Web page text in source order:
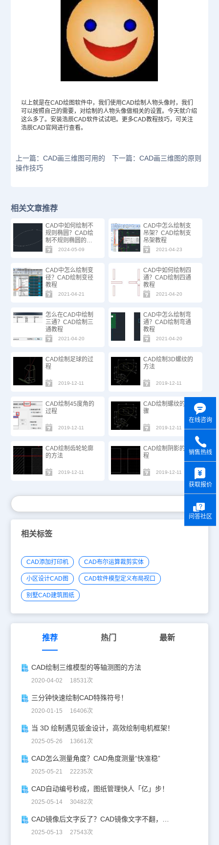
以上就是在CAD绘图软件中，我们使用CAD绘制人物头像时，我们
可以按照自己的需要，对绘制的人物头像做相关的设置。今天就介绍
这么多了。安装浩辰CAD软件试试吧。更多CAD教程技巧，可关注
浩辰CAD官网进行查看。
上一篇：CAD画三维图可用的
操作技巧
下一篇：CAD画三维图的原则
相关文章推荐
CAD中如何绘制不
规则椭圆？CAD绘
制不规则椭圆的方
法步骤2024-05-09
CAD中怎么绘制支
吊架？CAD绘制支
吊架教程
2021-04-23
CAD中怎么绘制变
径？CAD绘制变径
教程
2021-04-21
CAD中如何绘制四
通？CAD绘制四通
教程
2021-04-20
怎么在CAD中绘制
三通？CAD绘制三
通教程
2021-04-20
CAD中怎么绘制弯
通？CAD绘制弯通
教程
2021-04-20
CAD绘制足球的过
程
2019-12-11
CAD绘制3D螺纹的
方法
2019-12-11
CAD绘制45度角的
过程
2019-12-11
CAD绘制螺纹的步
骤
2019-12-11
CAD绘制齿轮轮廓
的方法
2019-12-11
CAD绘制阴影的过
程
2019-12-11
相关标签
CAD添加打印机 CAD布尔运算裁剪实体
小区设计CAD图 CAD软件模型定义布局视口
别墅CAD建筑图纸
推荐 热门 最新
CAD绘制三维模型的等轴测图的方法
2020-04-02 18531次
三分钟快速绘制CAD特殊符号！
2020-01-15 16406次
当 3D 绘制遇见钣金设计，高效绘制电机框架！
2025-05-26 13661次
CAD怎么测量角度？CAD角度测量“快准稳”
2025-05-21 22235次
CAD自动编号秒成，图纸管理快人「亿」步！
2025-05-14 30482次
CAD镜像后文字反了？CAD镜像文字不翻，一键搞定！
2025-05-13 27543次
在线咨询
销售热线
获取报价
问答社区